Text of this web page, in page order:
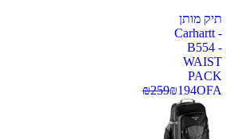
תיק מותן
Carhartt -
B554 -
WAIST
PACK
OFA
₪194
₪259